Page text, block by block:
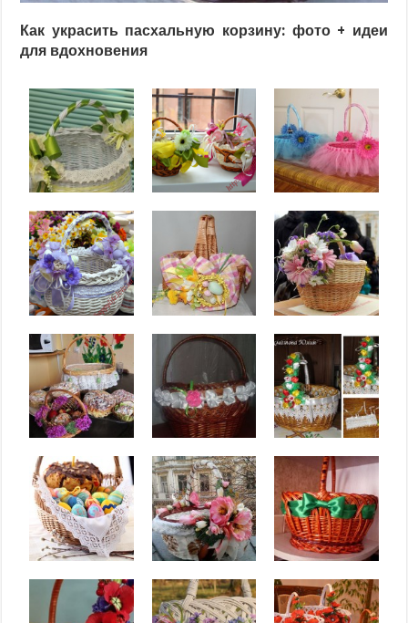
Как украсить пасхальную корзину: фото + идеи
для вдохновения